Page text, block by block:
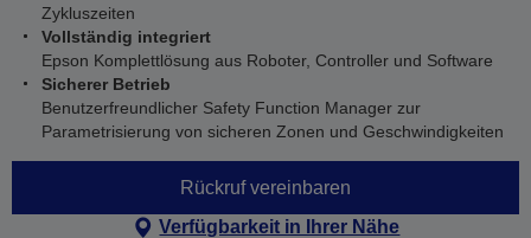
Zykluszeiten
Vollständig integriert
Epson Komplettlösung aus Roboter, Controller und Software
Sicherer Betrieb
Benutzerfreundlicher Safety Function Manager zur
Parametrisierung von sicheren Zonen und Geschwindigkeiten
Rückruf vereinbaren
Verfügbarkeit in Ihrer Nähe